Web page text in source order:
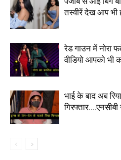
तस्वीरें देख आप भी
रेड गाउन में नोरा
वीडियो आपको भी
भाई के बाद अब